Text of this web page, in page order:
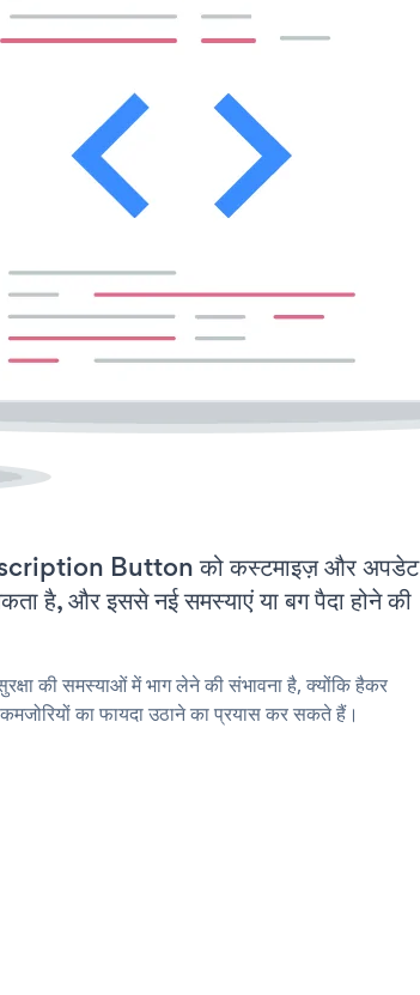
Button को कस्टमाइज़ और अपडेट
है, और इससे नई समस्याएं या बग पैदा होने की
की समस्याओं में भाग लेने की संभावना है, क्योंकि हैकर
का फायदा उठाने का प्रयास कर सकते हैं।